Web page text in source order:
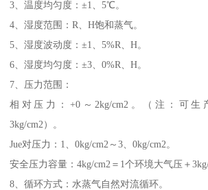
3、温度均匀度：±1、5℃。
4、湿度范围：R、H饱和蒸气。
5、湿度波动度：±1、5%R、H。
6、湿度均匀度：±3、0%R、H。
7、压力范围：
相对压力：+0～2kg/cm2。（注：可生
3kg/cm2）。
Jue对压力：1、0kg/cm2～3、0kg/cm2。
安全压力容量：4kg/cm2＝1个环境大气压＋3kg/
8、循环方式：水蒸气自然对流循环。